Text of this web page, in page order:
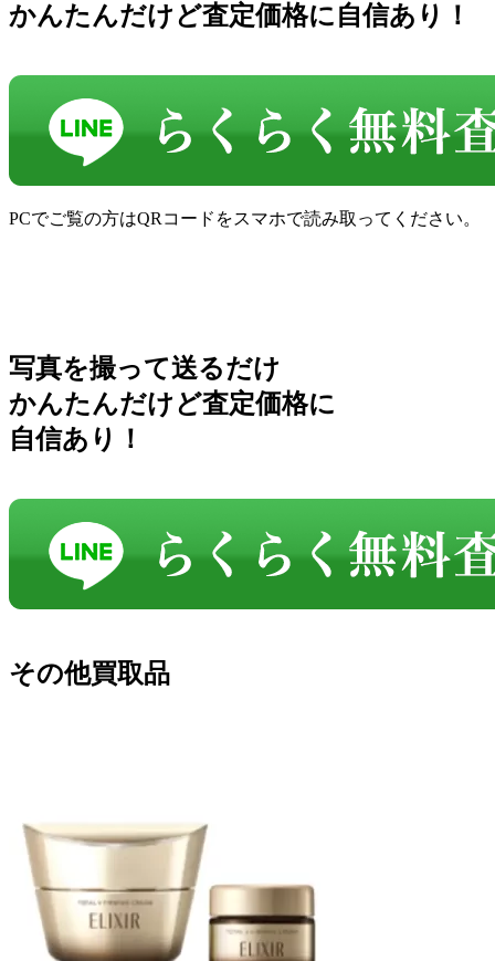
かんたんだけど査定価格に自信あり！
PCでご覧の方はQRコードをスマホで読み取ってください。
写真を撮って送るだけ
かんたんだけど査定価格に
自信あり！
その他買取品